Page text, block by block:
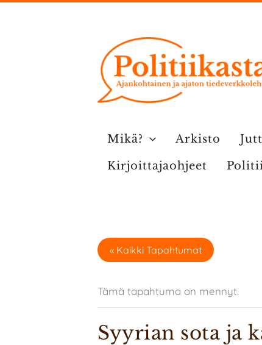
Mikä? Arkisto
Kirjoittajaohjeet
« Kaikki Tapahtumat
Tämä tapahtuma on mennyt.
Syyrian sota ja